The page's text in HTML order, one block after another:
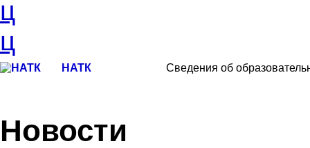
ц
ц
НАТК Сведения об
Новости